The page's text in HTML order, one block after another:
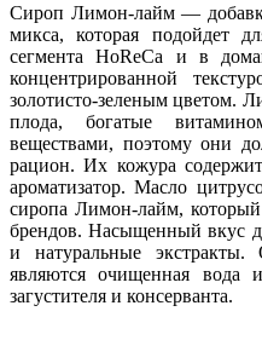
Сироп Лимон-лайм —
микса, которая подойдет
сегмента HoReCa и в
концентрированной
золотисто-зеленым цветом.
плода, богатые
веществами, поэтому они
рацион. Их кожура
ароматизатор. Масло
сиропа Лимон-лайм,
брендов. Насыщенный вкус
и натуральные экстракты.
являются очищенная
загустителя и консерванта.